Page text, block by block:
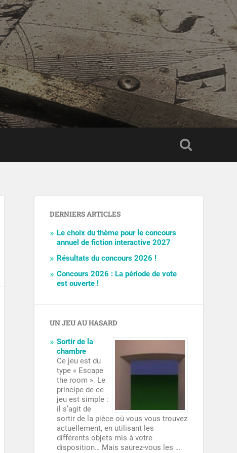
DERNIERS ARTICLES
Le choix du thème pour le concours
annuel de fiction interactive 2027
Résultats du concours 2026 !
Concours 2026 : La période de vote
est ouverte !
UN JEU AU HASARD
Sortir de la
chambre
Ce jeu est du
type « Escape
the room ». Le
principe de ce
jeu est simple :
il s’agit de
sortir de la pièce où vous vous trouvez
actuellement, en utilisant les
différents objets mis à votre
disposition… Mais saurez-vous les …